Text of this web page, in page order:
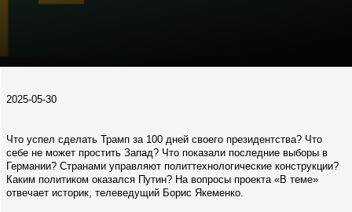
2025-05-30
Что успел сделать Трамп за 100 дней своего президентства? Что
себе не может простить Запад? Что показали последние выборы в
Германии? Странами управляют политтехнологические конструкции?
Каким политиком оказался Путин? На вопросы проекта «В теме»
отвечает историк, телеведущий Борис Якеменко.